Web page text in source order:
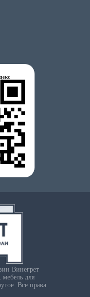
Винегрет
мебель для
Все права